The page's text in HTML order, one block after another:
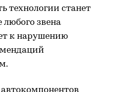
технологии станет
звена
к нарушению